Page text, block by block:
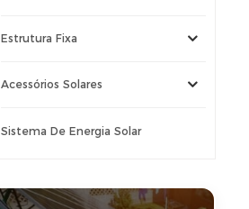
Estrutura Fixa
Acessórios Solares
Sistema De Energia Solar